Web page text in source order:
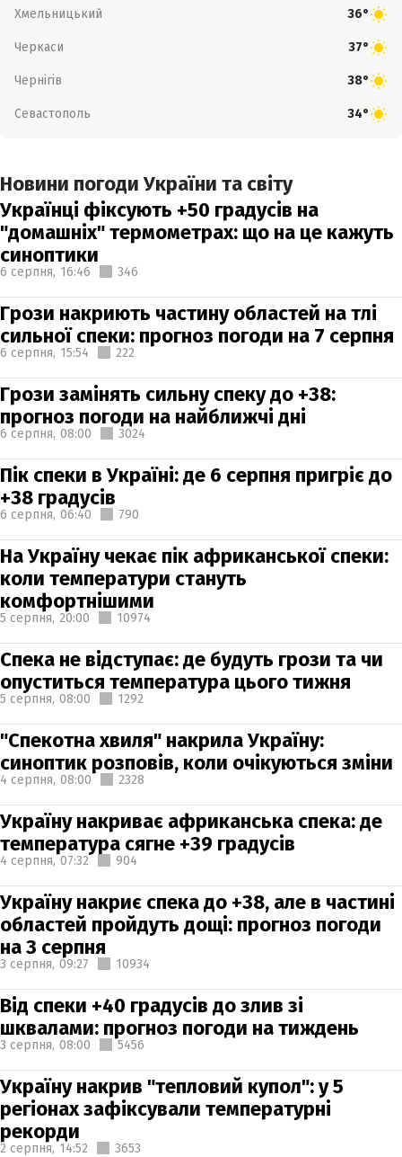
Хмельницький 36°
Черкаси 37°
Чернігів 38°
Севастополь 34°
Новини погоди України та світу
Українці фіксують +50 градусів на
"домашніх" термометрах: що на це кажуть
синоптики
6 серпня, 16:46 346
Грози накриють частину областей на тлі
сильної спеки: прогноз погоди на 7 серпня
6 серпня, 15:54 222
Грози замінять сильну спеку до +38:
прогноз погоди на найближчі дні
6 серпня, 08:00 3024
Пік спеки в Україні: де 6 серпня пригріє до
+38 градусів
6 серпня, 06:40 790
На Україну чекає пік африканської спеки:
коли температури стануть
комфортнішими
5 серпня, 20:00 10974
Спека не відступає: де будуть грози та чи
опуститься температура цього тижня
5 серпня, 08:00 1292
"Спекотна хвиля" накрила Україну:
синоптик розповів, коли очікуються зміни
4 серпня, 08:00 2328
Україну накриває африканська спека: де
температура сягне +39 градусів
4 серпня, 07:32 904
Україну накриє спека до +38, але в частині
областей пройдуть дощі: прогноз погоди
на 3 серпня
3 серпня, 09:27 10934
Від спеки +40 градусів до злив зі
шквалами: прогноз погоди на тиждень
3 серпня, 08:00 5456
Україну накрив "тепловий купол": у 5
регіонах зафіксували температурні
рекорди
2 серпня, 14:52 3653